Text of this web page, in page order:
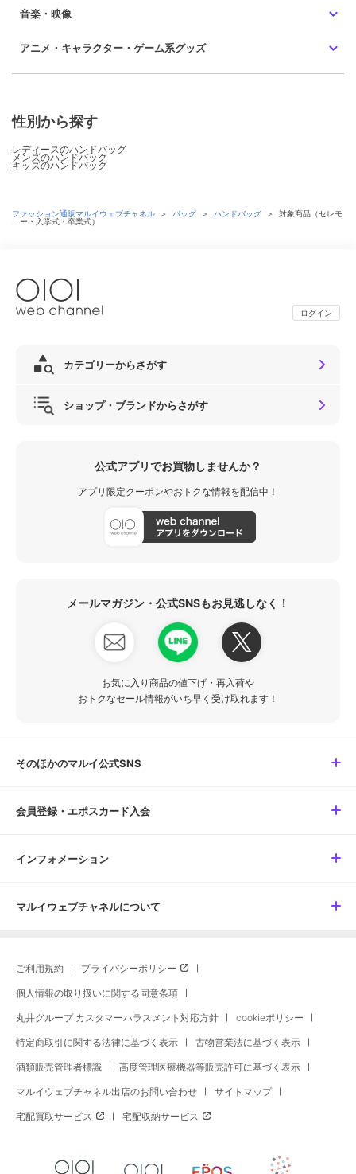
音楽・映像
アニメ・キャラクター・ゲーム系グッズ
性別から探す
レディースのハンドバッグ
メンズのハンドバッグ
キッズのハンドバッグ
ファッション通販マルイウェブチャネル ＞ バッグ ＞ ハンドバッグ ＞
対象商品（セレモ
ニー・入学式・卒業式）
ログイン
カテゴリーからさがす
ショップ・ブランドからさがす
公式アプリでお買物しませんか？
アプリ限定クーポンやおトクな情報を配信中！
メールマガジン・公式SNSもお見逃しなく！
お気に入り商品の値下げ・再入荷や
おトクなセール情報がいち早く受け取れます！
そのほかのマルイ公式SNS
会員登録・エポスカード入会
インフォメーション
マルイウェブチャネルについて
ご利用規約 プライバシーポリシー
個人情報の取り扱いに関する同意条項
丸井グループ カスタマーハラスメント対応方針 cookieポリシー
特定商取引に関する法律に基づく表示 古物営業法に基づく表示
酒類販売管理者標識 高度管理医療機器等販売許可に基づく表示
マルイウェブチャネル出店のお問い合わせ サイトマップ
宅配買取サービス 宅配収納サービス